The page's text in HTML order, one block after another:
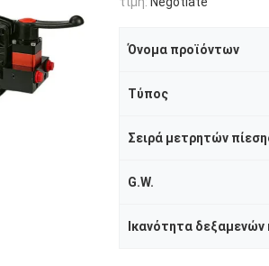
Όνομα προϊόντων
Τύπος
Σειρά μετρητών
G.W.